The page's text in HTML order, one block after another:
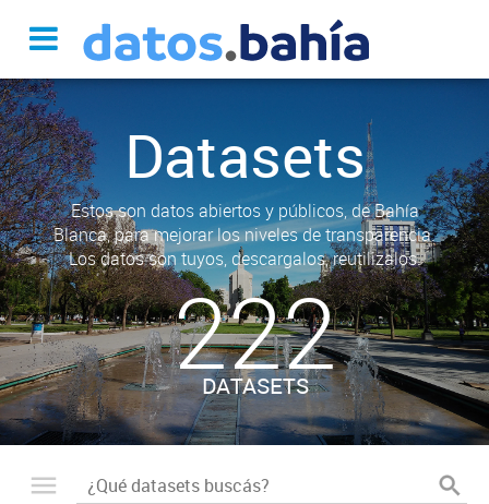
Datasets
Estos son datos abiertos y públicos, de Bahía
Blanca, para mejorar los niveles de transparencia.
Los datos son tuyos, descargalos, reutilizalos.
222
DATASETS